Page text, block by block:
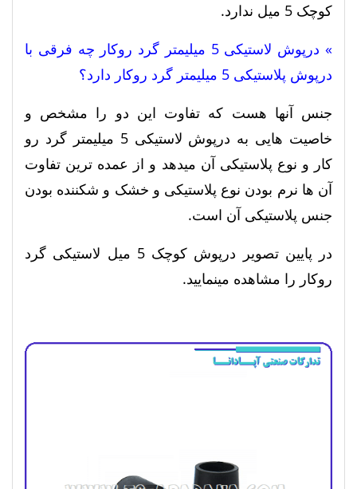
کوچک 5 میل ندارد.
» درپوش لاستیکی 5 میلیمتر گرد روکار چه فرقی با
درپوش پلاستیکی 5 میلیمتر گرد روکار دارد؟
جنس آنها هست که تفاوت این دو را مشخص و
خاصیت هایی به درپوش لاستیکی 5 میلیمتر گرد رو
کار و نوع پلاستیکی آن میدهد و از عمده ترین تفاوت
آن ها نرم بودن نوع پلاستیکی و خشک و شکننده بودن
جنس پلاستیکی آن است.
در پایین تصویر درپوش کوچک 5 میل لاستیکی گرد
روکار را مشاهده مینمایید.